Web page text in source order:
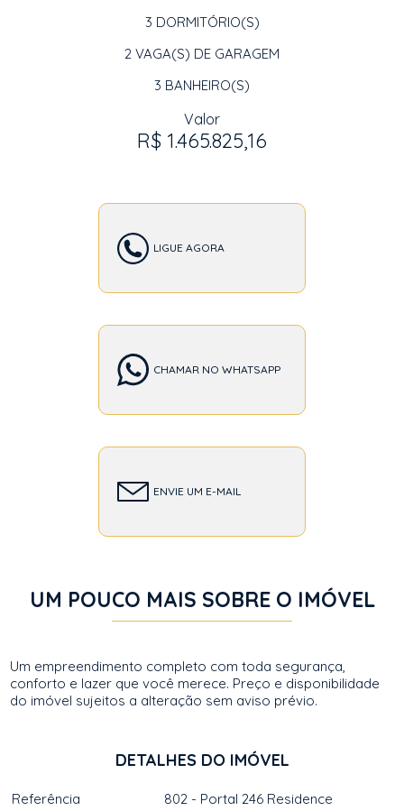
3 DORMITÓRIO(S)
2 VAGA(S) DE GARAGEM
3 BANHEIRO(S)
Valor
R$ 1.465.825,16
LIGUE AGORA
CHAMAR NO WHATSAPP
ENVIE UM E-MAIL
UM POUCO MAIS SOBRE O IMÓVEL
Um empreendimento completo com toda segurança,
conforto e lazer que você merece. Preço e disponibilidade
do imóvel sujeitos a alteração sem aviso prévio.
DETALHES DO IMÓVEL
Referência
802 - Portal 246 Residence